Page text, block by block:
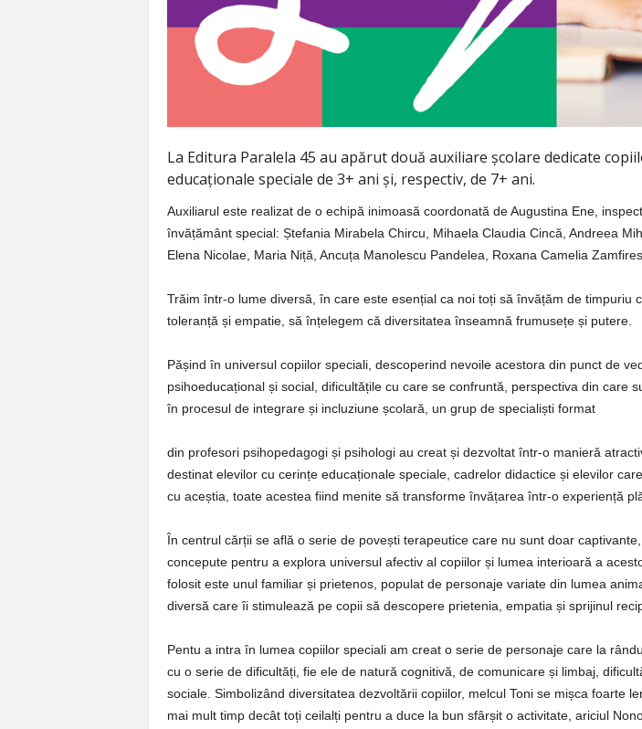
La Editura Paralela 45 au apărut două auxiliare școlare dedicate
educaționale speciale de 3+ ani și, respectiv, de 7+ ani.
Auxiliarul este realizat de o echipă inimoasă coordonată de Augustina Ene,
învățământ special: Ștefania Mirabela Chircu, Mihaela Claudia Cincă, Andreea
Elena Nicolae, Maria Niță, Ancuța Manolescu Pandelea, Roxana Camelia
Trăim într-o lume diversă, în care este esențial ca noi toți să învățăm de timpuriu
toleranță și empatie, să înțelegem că diversitatea înseamnă frumusețe și putere.
Pășind în universul copiilor speciali, descoperind nevoile acestora din punct de
psihoeducațional și social, dificultățile cu care se confruntă, perspectiva din care
în procesul de integrare și incluziune școlară, un grup de specialiști format
din profesori psihopedagogi și psihologi au creat și dezvoltat într-o manieră
destinat elevilor cu cerințe educaționale speciale, cadrelor didactice și elevilor
cu aceștia, toate acestea fiind menite să transforme învățarea într-o experiență
În centrul cărții se află o serie de povești terapeutice care nu sunt doar captivante,
concepute pentru a explora universul afectiv al copiilor și lumea interioară a
folosit este unul familiar și prietenos, populat de personaje variate din lumea
diversă care îi stimulează pe copii să descopere prietenia, empatia și sprijinul
Pentu a intra în lumea copiilor speciali am creat o serie de personaje care la
cu o serie de dificultăți, fie ele de natură cognitivă, de comunicare și limbaj,
sociale. Simbolizând diversitatea dezvoltării copiilor, melcul Toni se mișca foarte
mai mult timp decât toți ceilalți pentru a duce la bun sfârșit o activitate, ariciul